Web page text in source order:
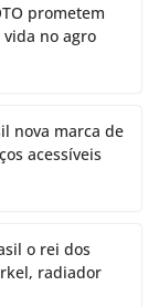
prometem
no agro
nova marca de
acessíveis
o rei dos
radiador